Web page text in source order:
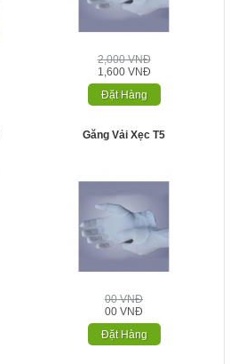
2,000 VNĐ
1,600 VNĐ
Đặt Hàng
Găng Vải Xẹc T5
00 VNĐ
00 VNĐ
Đặt Hàng